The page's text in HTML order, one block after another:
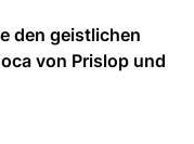
den geistlichen
von Prislop und